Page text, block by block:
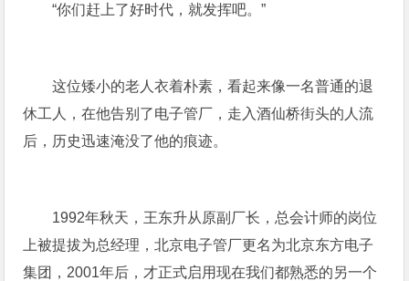
“你们赶上了好时代，就发挥吧。”
这位矮小的老人衣着朴素，看起来像一名普通的退
休工人，在他告别了电子管厂，走入酒仙桥街头的人流
后，历史迅速淹没了他的痕迹。
1992年秋天，王东升从原副厂长，总会计师的岗位
上被提拔为总经理，北京电子管厂更名为北京东方电子
集团，2001年后，才正式启用现在我们都熟悉的另一个